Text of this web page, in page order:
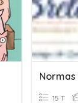
Normas
15 T